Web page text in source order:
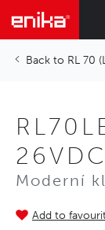
RL 70
Moderní
Add to